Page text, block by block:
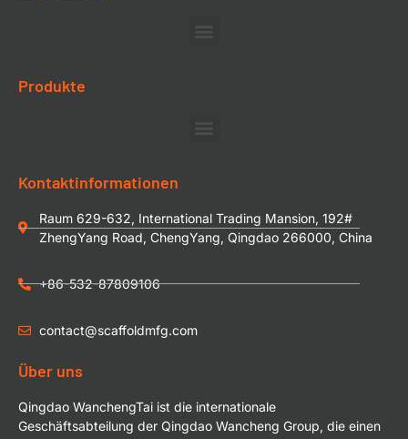
Produkte
Kontaktinformationen
Raum 629-632, International Trading Mansion, 192#
ZhengYang Road, ChengYang, Qingdao 266000, China
+86-532-87809106
contact@scaffoldmfg.com
Über uns
Qingdao WanchengTai ist die internationale
Geschäftsabteilung der Qingdao Wancheng Group, die einen